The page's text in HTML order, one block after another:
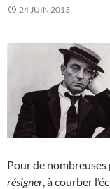
24 JUIN 2013
Pour de nombreuses
résigner , à courber